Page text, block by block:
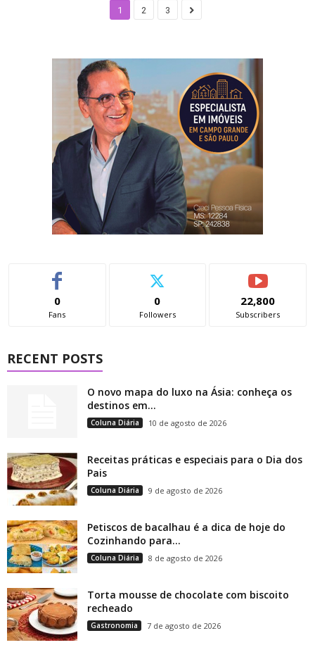
1 2 3
0
Fans
0
Followers
22,800
Subscribers
RECENT POSTS
O novo mapa do luxo na Ásia: conheça os
destinos em...
Coluna Diária 10 de agosto de 2026
Receitas práticas e especiais para o Dia dos
Pais
Coluna Diária 9 de agosto de 2026
Petiscos de bacalhau é a dica de hoje do
Cozinhando para...
Coluna Diária 8 de agosto de 2026
Torta mousse de chocolate com biscoito
recheado
Gastronomia 7 de agosto de 2026